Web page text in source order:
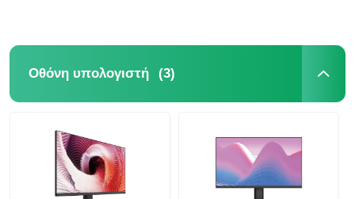
Οθόνη υπολογιστή (3)